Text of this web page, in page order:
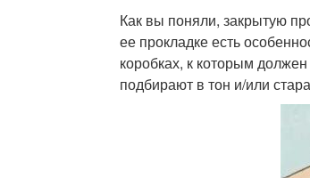
Как вы поняли, закрытую
ее прокладке есть
коробках, к которым
подбирают в тон и/или